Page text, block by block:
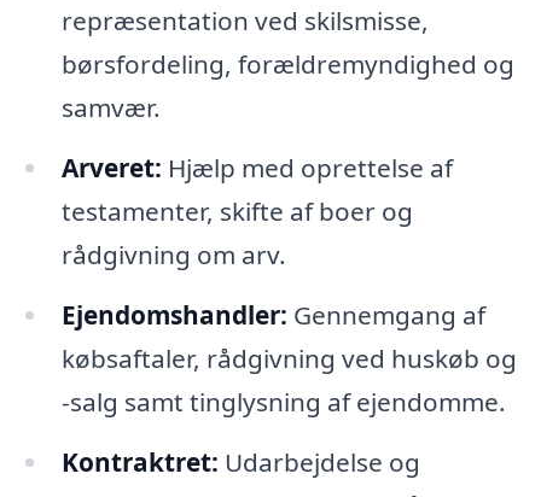
repræsentation ved skilsmisse,
børsfordeling, forældremyndighed og
samvær.
Arveret: Hjælp med oprettelse af
testamenter, skifte af boer og
rådgivning om arv.
Ejendomshandler: Gennemgang af
købsaftaler, rådgivning ved huskøb og
-salg samt tinglysning af ejendomme.
Kontraktret: Udarbejdelse og